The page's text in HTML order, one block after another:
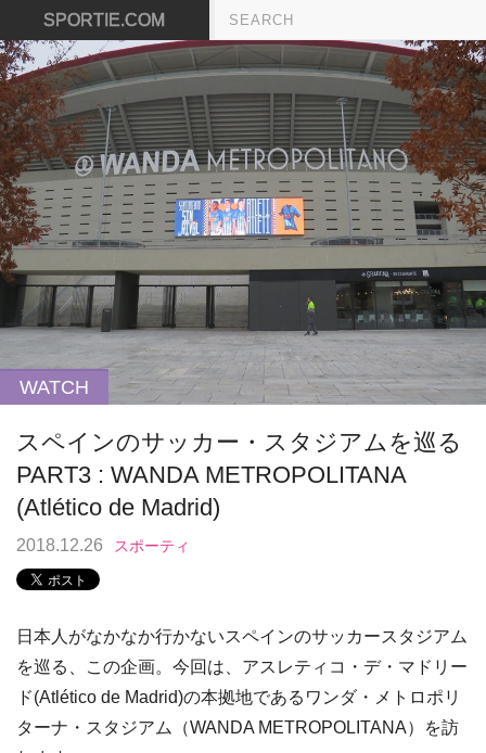
SPORTIE.COM
WATCH
スペインのサッカー・スタジアムを巡る
PART3 : WANDA METROPOLITANA
(Atlético de Madrid)
2018.12.26 スポーティ
日本人がなかなか行かないスペインのサッカースタジアム
を巡る、この企画。今回は、アスレティコ・デ・マドリー
ド(Atlético de Madrid)の本拠地であるワンダ・メトロポリ
ターナ・スタジアム（WANDA METROPOLITANA）を訪